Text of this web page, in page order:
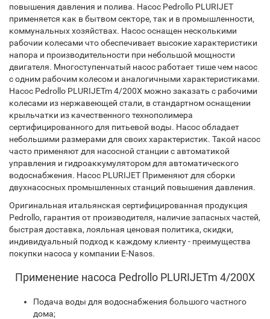
повышения давления и полива. Насос Pedrollo PLURIJET
применяется как в бытвом секторе, так и в промышленности,
коммунальных хозяйствах. Насос оснащен несколькими
рабочии колесами что обеспечивает высокие характеристики
напора и производительности при небольшой мощности
двигателя. Многоступенчатый насос работает тише чем насос
с одним рабочим колесом и аналогичными характеристиками.
Насос Pedrollo PLURIJETm 4/200X можно заказать с рабочими
колесами из нержавеющей стали, в стандартном оснащении
крыльчатки из качественного технополимера
сертифицированного для питьевой воды. Насос обладает
небольшими размерами для своих характеристик. Такой насос
часто применяют для насосной станции с автоматикой
управления и гидроаккумулятором для автоматического
водоснабжения. Насос PLURIJET Применяют для сборки
двухнасосных промышленных станций повышения давления.
Оригинальная итальянская сертифицированная продукция
Pedrollo, гарантия от производителя, наличие запасных частей,
быстрая доставка, лояльная ценовая политика, скидки,
индивидуальный подход к каждому клиенту - преимущества
покупки насоса у компании E-Nasos.
Применение насоса Pedrollo PLURIJETm 4/200X
Подача воды для водоснабжения большого частного
дома;